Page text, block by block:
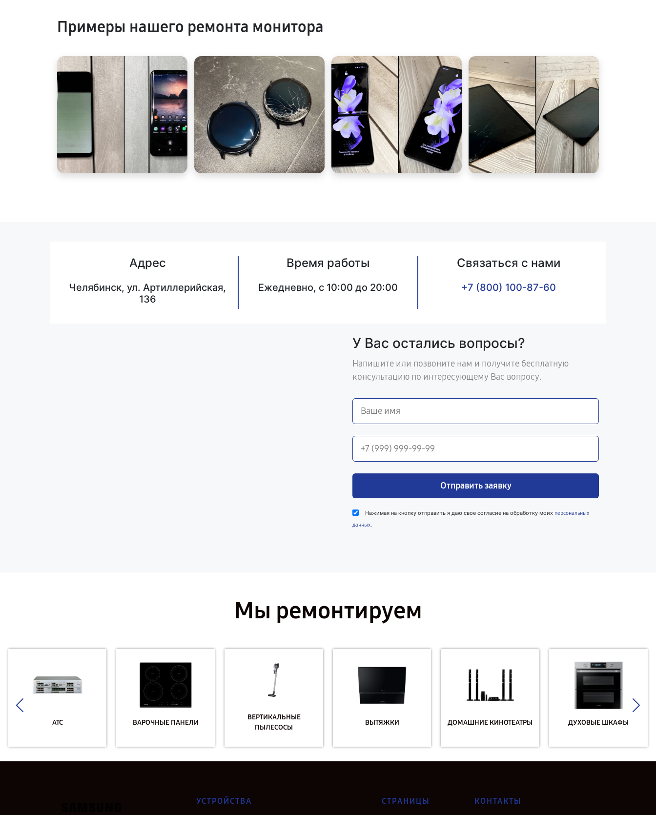
Примеры нашего ремонта монитора
Адрес
Челябинск, ул. Артиллерийская,
136
Время работы
Ежедневно, с 10:00 до 20:00
Связаться с нами
+7 (800) 100-87-60
У Вас остались вопросы?
Напишите или позвоните нам и получите бесплатную
консультацию по интересующему Вас вопросу.
Отправить заявку
Нажимая на кнопку отправить я даю свое согласие на обработку моих персональных
данных.
Мы ремонтируем
АТС ВАРОЧНЫЕ ПАНЕЛИ
ВЕРТИКАЛЬНЫЕ
ПЫЛЕСОСЫ
ВЫТЯЖКИ ДОМАШНИЕ КИНОТЕАТРЫ ДУХОВЫЕ ШКАФЫ
УСТРОЙСТВА СТРАНИЦЫ КОНТАКТЫ